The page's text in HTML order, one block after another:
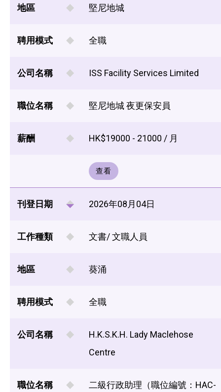
地區 堅尼地城
聘用模式 全職
公司名稱 ISS Facility Services Limited
職位名稱 堅尼地城 夜更保安員
薪酬 HK$19000 - 21000 / 月
查看
刊登日期 2026年08月04日
工作種類 文書/ 文職人員
地區 葵涌
聘用模式 全職
公司名稱
H.K.S.K.H. Lady Maclehose
Centre
職位名稱 二級行政助理（職位編號：HAC-